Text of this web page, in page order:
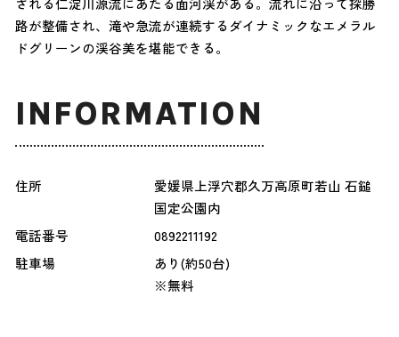
路が整備され、滝や急流が連続するダイナミックなエメラル
ドグリーンの渓谷美を堪能できる。
INFORMATION
住所
愛媛県上浮穴郡久万高原町若山 石鎚
国定公園内
電話番号
0892211192
駐車場
あり(約50台)
※無料